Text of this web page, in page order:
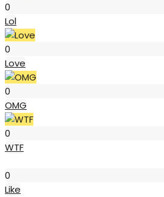
0
Lol
0
Love
0
OMG
0
WTF
0
Like